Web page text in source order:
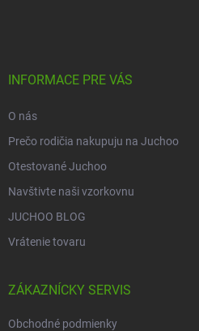
INFORMACE PRE VÁS
O nás
Prečo rodičia nakupuju na Juchoo
Otestované Juchoo
Navštivte naši vzorkovnu
JUCHOO BLOG
Vrátenie tovaru
ZÁKAZNÍCKY SERVIS
Obchodné podmienky